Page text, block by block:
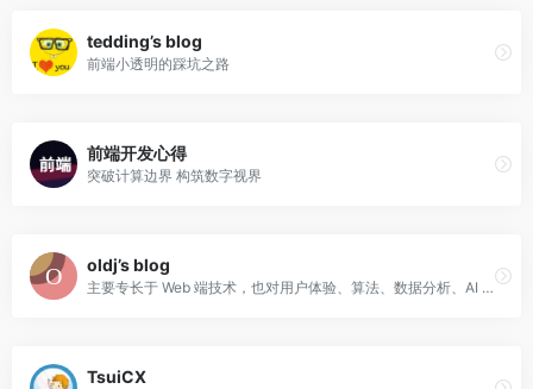
tedding’s blog
前端小透明的踩坑之路
前端开发心得
突破计算边界 构筑数字视界
oldj’s blog
主要专长于 Web 端技术，也对用户体验、算法、数据分析、AI 等领域有着浓厚的兴趣。爱编程，也爱涂鸦；爱生活，也爱折腾。
TsuiCX